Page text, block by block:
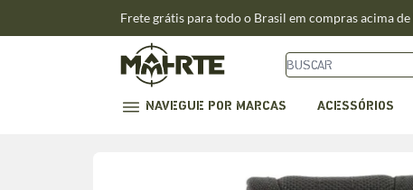
Frete grátis para todo o Brasil em compras acima de
NAVEGUE POR MARCAS ACESSÓRIOS